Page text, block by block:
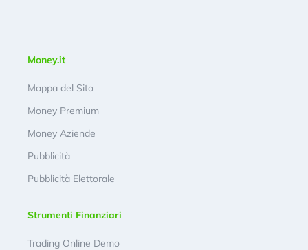
Money.it
Mappa del Sito
Money Premium
Money Aziende
Pubblicità
Pubblicità Elettorale
Strumenti Finanziari
Trading Online Demo